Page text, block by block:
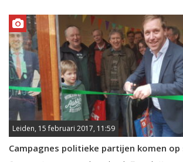
Leiden, 15 februari 2017, 11:59
Campagnes politieke partijen komen